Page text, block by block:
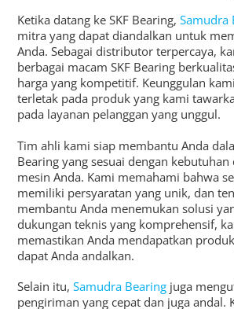
Ketika datang ke SKF Bearing,Samudra
mitra yang dapat diandalkan untuk
Anda. Sebagai distributor terpercaya,
berbagai macam SKF Bearing
harga yang kompetitif. Keunggulan
terletak pada produk yang kami
pada layanan pelanggan yang unggul.
Tim ahli kami siap membantu Anda
Bearing yang sesuai dengan kebutuhan
mesin Anda. Kami memahami bahwa
memiliki persyaratan yang unik, dan
membantu Anda menemukan solusi
dukungan teknis yang komprehensif,
memastikan Anda mendapatkan
dapat Anda andalkan.
Selain itu,Samudra Bearing juga
pengiriman yang cepat dan juga andal.